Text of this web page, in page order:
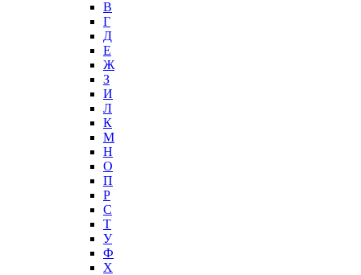
В
Г
Д
Е
Ж
З
И
Л
К
М
Н
О
П
Р
С
Т
У
Ф
Х